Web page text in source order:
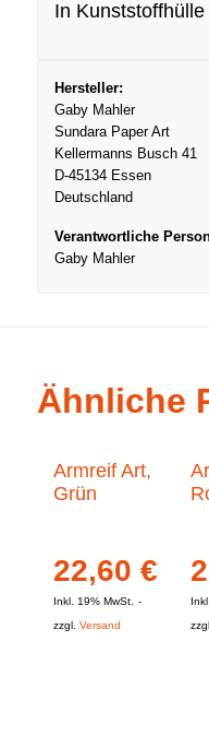
In
Hersteller:
Gaby Mahler
Sundara Paper Art
Kellermanns Busch 41
D-45134 Essen
Deutschland
Verantwortliche
Gaby Mahler
Ähnliche
Armreif Art,
Grün
22,60 €
Inkl. 19% MwSt.
zzgl. Versand